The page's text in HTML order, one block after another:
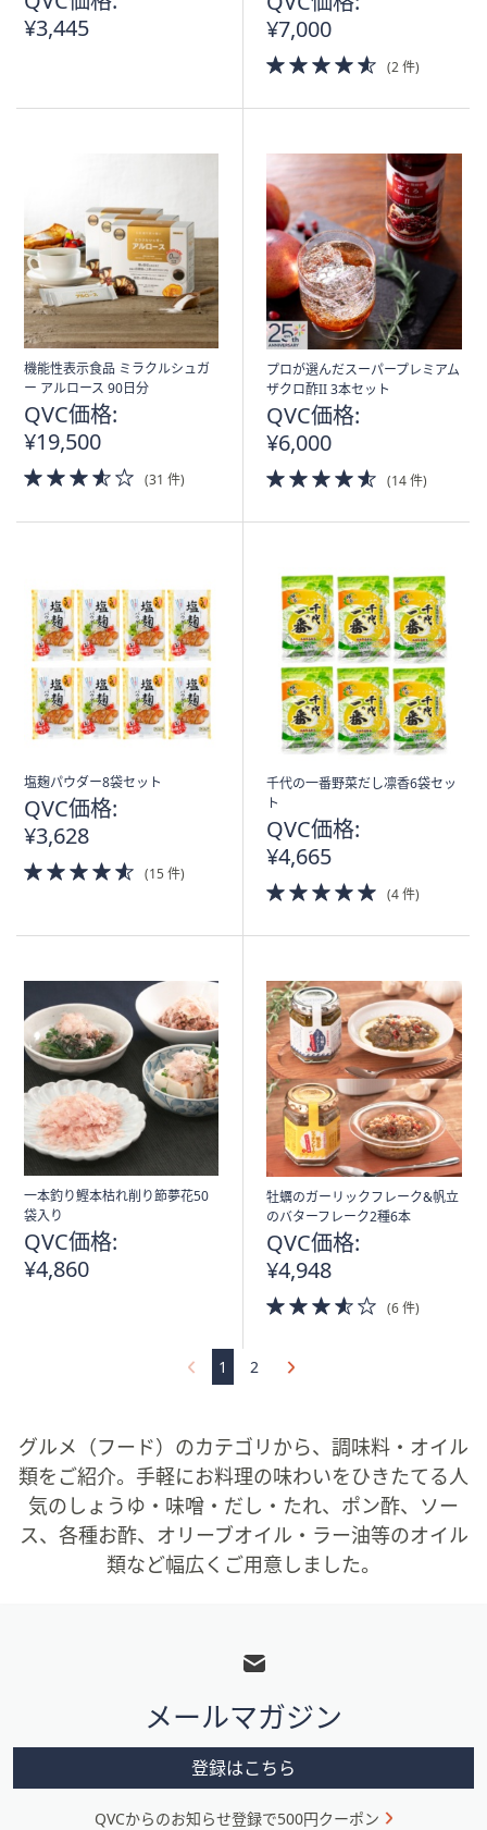
¥3,445
¥7,000
4.5
of
(2 件)
機能性表示食品 ミラクルシュガ
ー アルロース 90日分
QVC価格:
¥19,500
3.5
of
(31 件)
プロが選んだスーパープレミアム
ザクロ酢II 3本セット
QVC価格:
¥6,000
4.5
of
(14 件)
塩麹パウダー8袋セット
QVC価格:
¥3,628
4.5
of
(15 件)
千代の一番野菜だし凛香6袋セッ
ト
QVC価格:
¥4,665
5.0
of
(4 件)
一本釣り鰹本枯れ削り節夢花50
袋入り
QVC価格:
¥4,860
牡蠣のガーリックフレーク&帆立
のバターフレーク2種6本
QVC価格:
¥4,948
3.5
of
(6 件)
1 2
グルメ（フード）のカテゴリから、調味料・オイル
類をご紹介。手軽にお料理の味わいをひきたてる人
気のしょうゆ・味噌・だし・たれ、ポン酢、ソー
ス、各種お酢、オリーブオイル・ラー油等のオイル
類など幅広くご用意しました。
メ
ニ
メールマガジン
登録はこちら
QVCからのお知らせ登録で500円クーポン